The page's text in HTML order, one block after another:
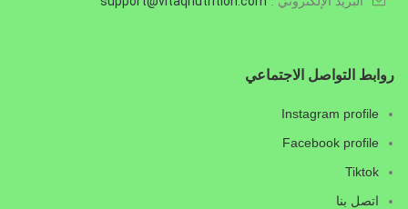
روابط التواصل الاجتماعي
Instagram profile
Facebook profile
Tiktok
اتصل بنا